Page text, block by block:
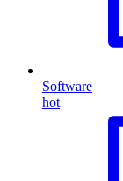
Software
hot